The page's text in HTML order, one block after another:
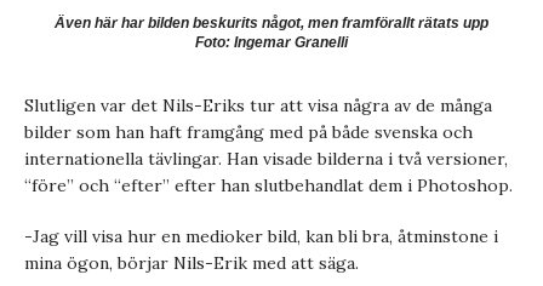
Även här har bilden beskurits något, men framförallt rätats upp
Foto: Ingemar Granelli
Slutligen var det Nils-Eriks tur att visa några av de många
bilder som han haft framgång med på både svenska och
internationella tävlingar. Han visade bilderna i två versioner,
“före” och “efter” efter han slutbehandlat dem i Photoshop.
-Jag vill visa hur en medioker bild, kan bli bra, åtminstone i
mina ögon, börjar Nils-Erik med att säga.